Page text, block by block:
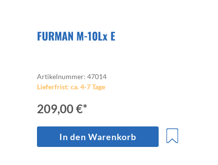
FURMAN M-10Lx E
Artikelnummer: 47014
Lieferfrist: ca. 4-7 Tage
209,00 €*
In den Warenkorb